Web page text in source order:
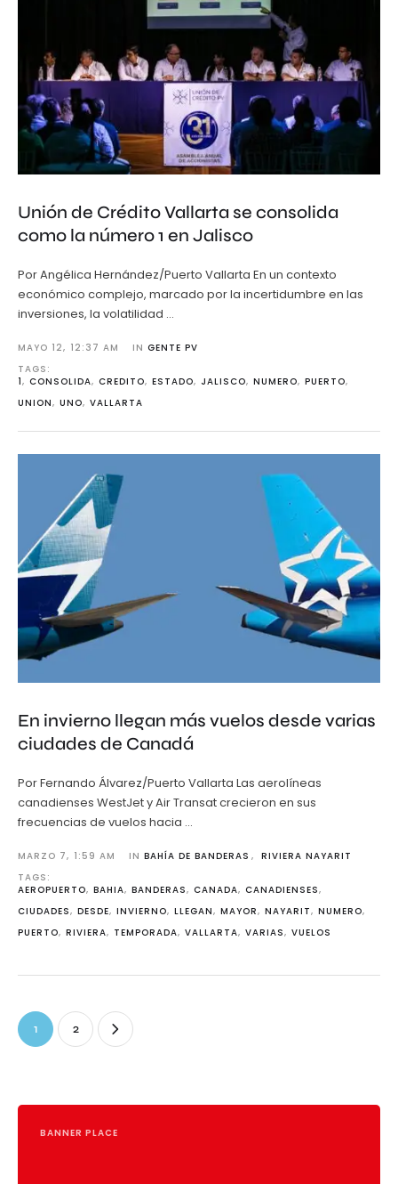
Unión de Crédito Vallarta se consolida
como la número 1 en Jalisco
Por Angélica Hernández/Puerto Vallarta En un contexto
económico complejo, marcado por la incertidumbre en las
inversiones, la volatilidad …
MAYO 12, 12:37 AM IN GENTE PV
TAGS:
1, CONSOLIDA, CREDITO, ESTADO, JALISCO, NUMERO, PUERTO,
UNION, UNO, VALLARTA
En invierno llegan más vuelos desde varias
ciudades de Canadá
Por Fernando Álvarez/Puerto Vallarta Las aerolíneas
canadienses WestJet y Air Transat crecieron en sus
frecuencias de vuelos hacia …
MARZO 7, 1:59 AM IN BAHÍA DE BANDERAS , RIVIERA NAYARIT
TAGS:
AEROPUERTO, BAHIA, BANDERAS, CANADA, CANADIENSES,
CIUDADES, DESDE, INVIERNO, LLEGAN, MAYOR, NAYARIT, NUMERO,
PUERTO, RIVIERA, TEMPORADA, VALLARTA, VARIAS, VUELOS
1 2
BANNER PLACE